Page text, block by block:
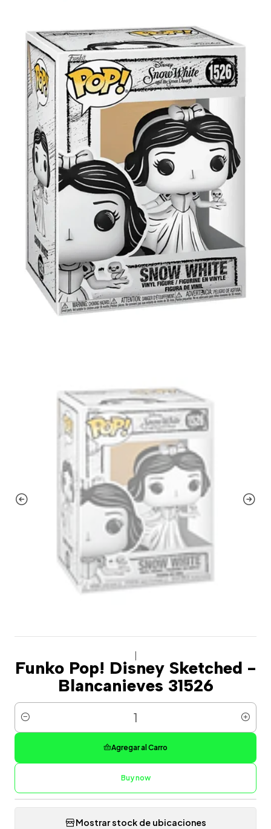
Funko Pop! Disney Sketched -
Blancanieves 31526
Cantidad
Agregar al Carro
Buy now
Mostrar stock de ubicaciones